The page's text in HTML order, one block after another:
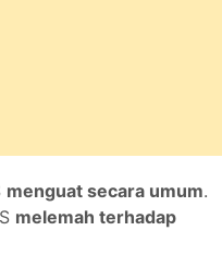
menguat secara umum.
melemah terhadap